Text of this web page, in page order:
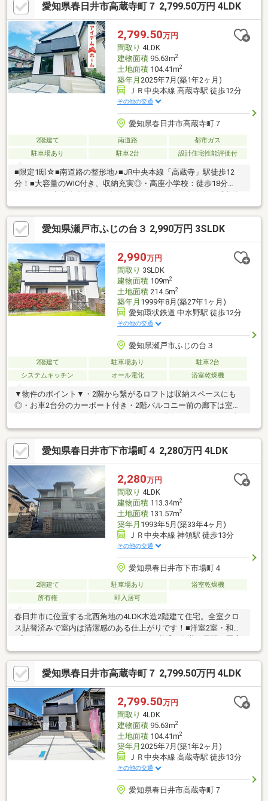
愛知県春日井市高蔵寺町７ 2,799.50万円 4LDK
2,799.50万円
間取り 4LDK
建物面積95.63m2
土地面積104.41m2
築年月 2025年7月(築1年2ヶ月)
ＪＲ中央本線 高蔵寺駅 徒歩12分
その他の交通
愛知県春日井市高蔵寺町７
2階建て 南道路
都市ガス
駐車場あり
駐車2台 設計住宅性能評価付
■限定1邸☆■南道路の整形地♪■JR中央本線「高蔵寺」駅徒歩12
分！■大容量のWIC付き、収納充実◎・高座小学校：徒歩18分
(1420ｍ)・高蔵寺中学校：徒歩19分(1490ｍ)・JR中央本線「高蔵
寺」駅：徒歩12分(910ｍ)
愛知県瀬戸市ふじの台３ 2,990万円 3SLDK
2,990万円
間取り 3SLDK
建物面積109m2
土地面積214.5m2
築年月 1999年8月(築27年1ヶ月)
愛知環状鉄道 中水野駅 徒歩12分
その他の交通
愛知県瀬戸市ふじの台３
2階建て 駐車場あり
駐車2台
システムキッチン
オール電化 浴室乾燥機
▼物件のポイント▼・2階から繋がるロフトは収納スペースにも
◎・お車2台分のカーポート付き・2階バルコニー前の廊下は室内
関、洗面室、LDKを回遊できる家事動線良好な間取り・1階洋室は
間仕切りを開けてリビングと一体利用も可能・全室窓が2つ以上あ
るため日当たり、通風良好・道路から離れた旗竿地▼立地のポイ
ント▼・名鉄バス「ふじの台西」徒歩5分・閑静な住宅街・周辺に
公園が点在する自然と触れ合えるエリア・徒歩10分圏内に買物施
設が充実！
愛知県春日井市下市場町４ 2,280万円 4LDK
2,280万円
間取り 4LDK
建物面積113.34m2
土地面積131.57m2
築年月 1993年5月(築33年4ヶ月)
ＪＲ中央本線 神領駅 徒歩13分
その他の交通
愛知県春日井市下市場町４
2階建て 駐車場あり
浴室乾燥機
所有権
即入居可
春日井市に位置する北西角地の4LDK木造2階建て住宅。全室クロ
ス貼替済みで室内は清潔感のある仕上がりです！■洋室2室・和室
2室を備え、用途に合わせた使い分けが可能◎■食堂・居間・厨房
が一体となったLDKは家族が自然と集まる空間に■角地ならではの
採光と通風の良さも魅力的！即入居可能で、快適な新生活をすぐ
に始められます。-------即日内覧可能です◎お気軽にお問合せくだ
さい。【 公式LINE 】 24時間365日お問合せ受付中
愛知県春日井市高蔵寺町７ 2,799.50万円 4LDK
2,799.50万円
間取り 4LDK
建物面積95.63m2
土地面積104.41m2
築年月 2025年7月(築1年2ヶ月)
ＪＲ中央本線 高蔵寺駅 徒歩13分
その他の交通
愛知県春日井市高蔵寺町７